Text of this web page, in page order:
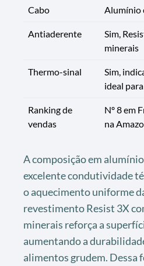
Cabo Alumínio
Antiaderente
Sim,
minerais
Thermo-sinal
Sim,
ideal
Ranking de
vendas
Nº 8 em
na
A composição em
excelente condutividade
o aquecimento uniforme
revestimento Resist 3X
minerais reforça a
aumentando a
alimentos grudem. Dessa